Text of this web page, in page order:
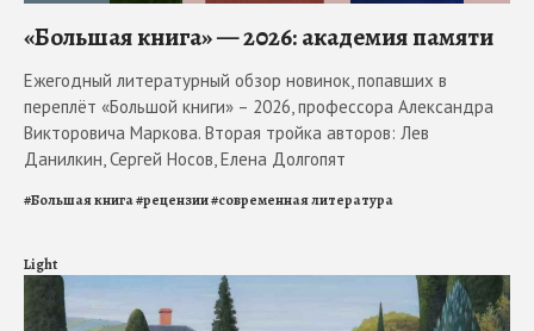
«Большая книга» — 2026: академия памяти
Ежегодный литературный обзор новинок, попавших в
переплёт «Большой книги» – 2026, профессора Александра
Викторовича Маркова. Вторая тройка авторов: Лев
Данилкин, Сергей Носов, Елена Долгопят
#Большая книга#рецензии#современная литература
Light